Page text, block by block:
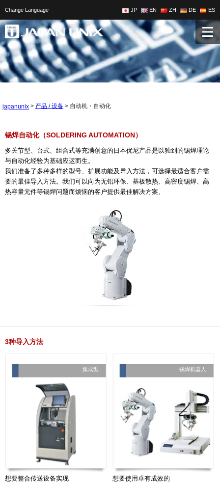
Change Language JP EN ZH DE ES
japanunix > 产品 / 设备 > 自动机・自动化
锡焊自动化（SOLDERING AUTOMATION）
多关节型、台式、组合式等充满创意的日本优尼产品是以独到的锡焊理论
与自动化经验为基础应运而生。
我们准备了多种多样的型号、扩展功能及导入方法，可选择最适合客户需
要的最佳导入方法。我们可以向为无铅环保、基板散热、高密度锡焊、高
热容量元件等锡焊问题而烦恼的客户提供最佳解决方案。
3种导入方法
集成型
想要整合传送设备实现
锡焊机器人
想要使用卓有成效的